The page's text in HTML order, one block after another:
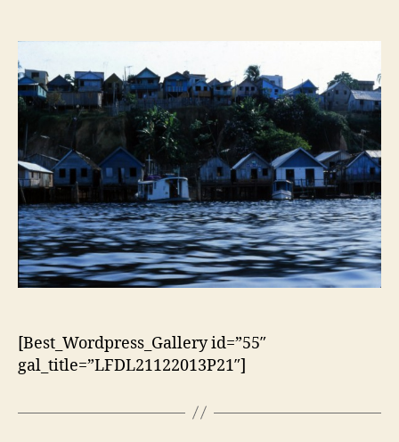
[Best_Wordpress_Gallery id=”55″
gal_title=”LFDL21122013P21″]